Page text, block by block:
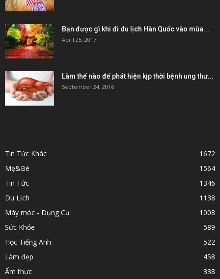
Bạn được gì khi đi du lịch Hàn Quốc vào mùa...
April 25, 2017
Làm thế nào để phát hiện kịp thời bệnh ung thư...
September 24, 2016
Tin Tức Khác
1672
Mẹ&Bé
1564
Tin Tức
1346
Du Lịch
1138
Máy móc - Dụng Cụ
1008
Sức Khỏe
589
Học Tiếng Anh
522
Làm đẹp
458
Ẩm thực
338